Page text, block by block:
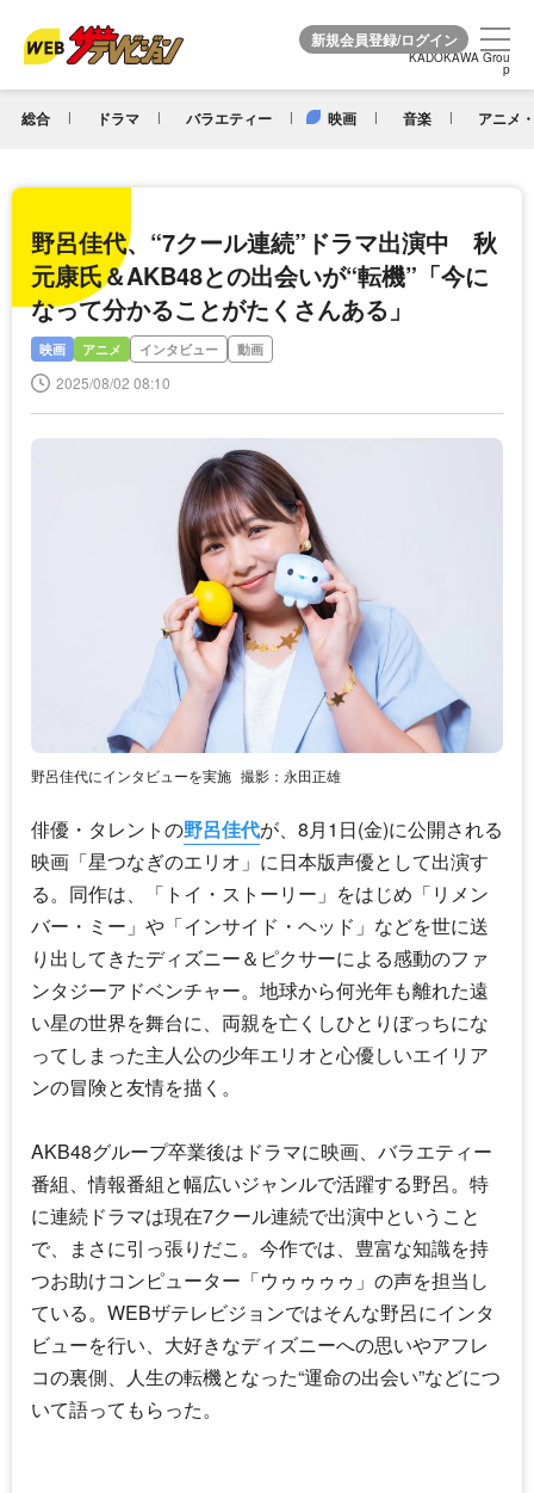
KADOKAWA Grou
p
総合 ドラマ バラエティー 映画 音楽 アニメ
KADOKAWA Grou
p
野呂佳代、“7クール連続”ドラマ出演中 秋
元康氏＆AKB48との出会いが“転機”「今に
なって分かることがたくさんある」
映画 アニメ インタビュー 動画
2025/08/02 08:10
野呂佳代にインタビューを実施 撮影：永田正雄
俳優・タレントの野呂佳代が、8月1日(金)に公開される
映画「星つなぎのエリオ」に日本版声優として出演す
る。同作は、「トイ・ストーリー」をはじめ「リメン
バー・ミー」や「インサイド・ヘッド」などを世に送
り出してきたディズニー＆ピクサーによる感動のファ
ンタジーアドベンチャー。地球から何光年も離れた遠
い星の世界を舞台に、両親を亡くしひとりぼっちにな
ってしまった主人公の少年エリオと心優しいエイリア
ンの冒険と友情を描く。
AKB48グループ卒業後はドラマに映画、バラエティー
番組、情報番組と幅広いジャンルで活躍する野呂。特
に連続ドラマは現在7クール連続で出演中ということ
で、まさに引っ張りだこ。今作では、豊富な知識を持
つお助けコンピューター「ウゥゥゥゥ」の声を担当し
ている。WEBザテレビジョンではそんな野呂にインタ
ビューを行い、大好きなディズニーへの思いやアフレ
コの裏側、人生の転機となった“運命の出会い”などにつ
いて語ってもらった。